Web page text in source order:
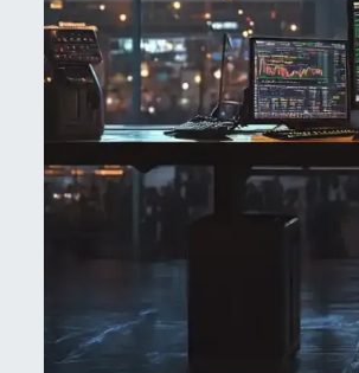
Coin Isı Haritası
Ekonomik Takvim
Kiripto Para Piyasası
İletişim